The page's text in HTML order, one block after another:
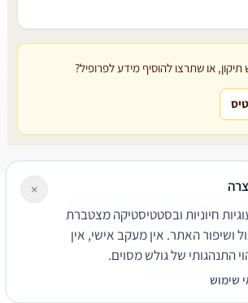
או שתרצו להוסיף מידע לפרופיל?
דרושים צור קשר נגישותפרטיות
חיוניות ובסטטיסטיקה מצטברת
ושיפור האתר. אין מעקב אישי, אין
התנהגותי של גולש מסוים.
שימוש
×